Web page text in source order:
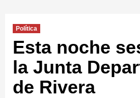
Política
Esta noche
la Junta
de Rivera